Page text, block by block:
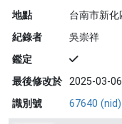
地點
台南市新化
紀錄者
吳崇祥
鑑定
最後修改於 2025-03-06
識別號
67640 (nid)